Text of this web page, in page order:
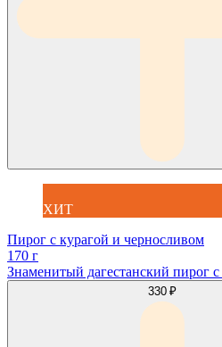
ХИТ
Пирог с курагой и черносливом
170 г
Знаменитый дагестанский пирог
330 ₽